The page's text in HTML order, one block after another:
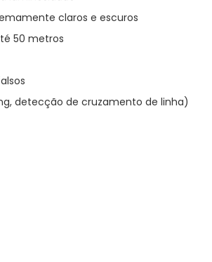
claros e escuros
50 metros
detecção de cruzamento de linha)